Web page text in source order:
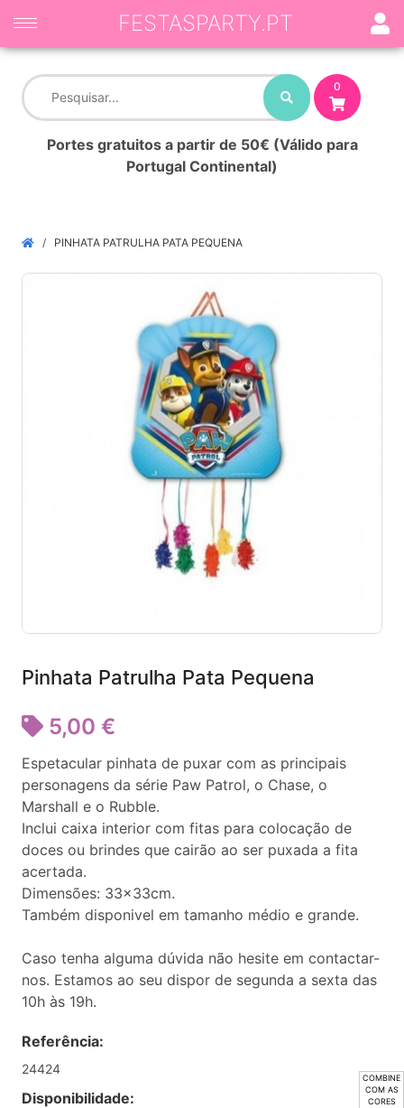
COMBINE
COM AS
CORES
0
Portes gratuitos a partir de 50€ (Válido para
Portugal Continental)
FESTASPARTY.PT
PINHATA PATRULHA PATA PEQUENA
Pinhata Patrulha Pata Pequena
5,00 €
Espetacular pinhata de puxar com as principais
personagens da série Paw Patrol, o Chase, o
Marshall e o Rubble.
Inclui caixa interior com fitas para colocação de
doces ou brindes que cairão ao ser puxada a fita
acertada.
Dimensões: 33x33cm.
Também disponivel em tamanho médio e grande.
Caso tenha alguma dúvida não hesite em contactar-
nos. Estamos ao seu dispor de segunda a sexta das
10h às 19h.
Referência:
24424
Disponibilidade: